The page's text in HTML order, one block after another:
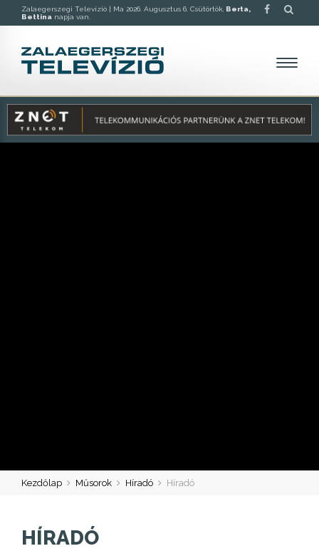
Zalaegerszegi Televízió | Ma 2026. Augusztus 6. Csütörtök, Berta,
Bettina napja van.
Kezdőlap Műsorok Híradó Híradó
HÍRADÓ